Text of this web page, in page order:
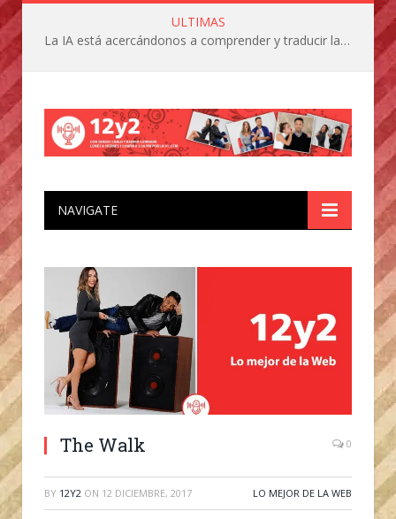
ULTIMAS
La IA está acercándonos a comprender y traducir las vocalizaciones y comportamientos de nuestras mascotas
NAVIGATE
The Walk 0
BY 12Y2 ON 12 DICIEMBRE, 2017 LO MEJOR DE LA WEB